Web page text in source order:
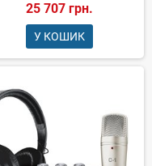
25 707 грн.
У КОШИК